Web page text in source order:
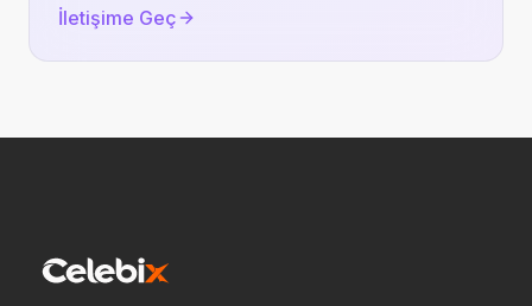
İletişime Geç